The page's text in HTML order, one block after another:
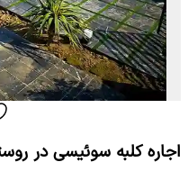
اجاره کلبه سوئیسی در